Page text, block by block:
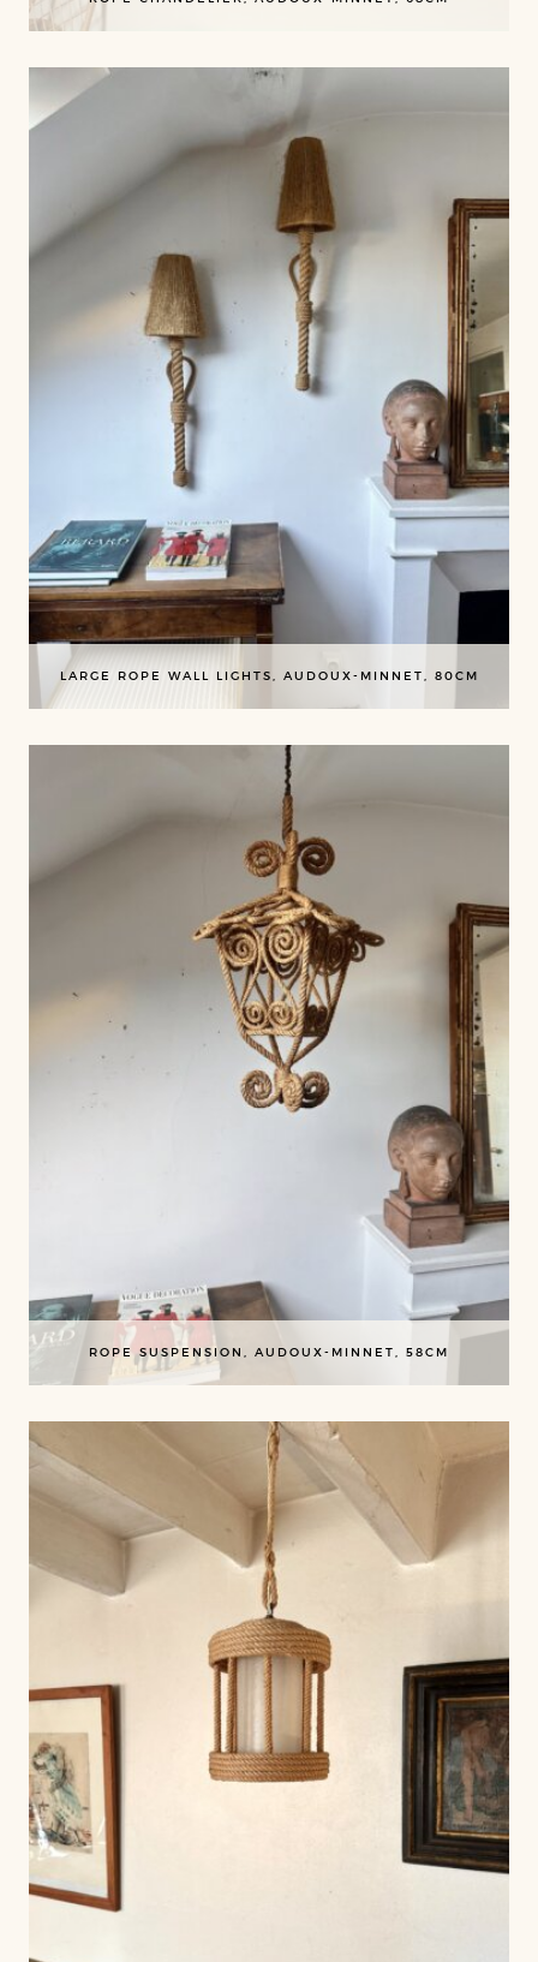
LARGE ROPE WALL LIGHTS, AUDOUX-MINNET, 80CM
ROPE SUSPENSION, AUDOUX-MINNET, 58CM